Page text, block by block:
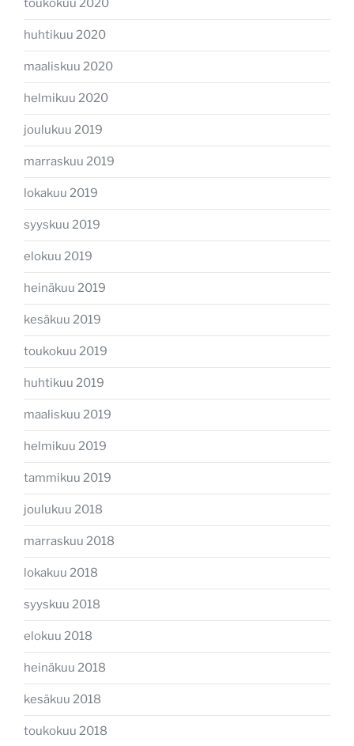
toukokuu 2020
huhtikuu 2020
maaliskuu 2020
helmikuu 2020
joulukuu 2019
marraskuu 2019
lokakuu 2019
syyskuu 2019
elokuu 2019
heinäkuu 2019
kesäkuu 2019
toukokuu 2019
huhtikuu 2019
maaliskuu 2019
helmikuu 2019
tammikuu 2019
joulukuu 2018
marraskuu 2018
lokakuu 2018
syyskuu 2018
elokuu 2018
heinäkuu 2018
kesäkuu 2018
toukokuu 2018